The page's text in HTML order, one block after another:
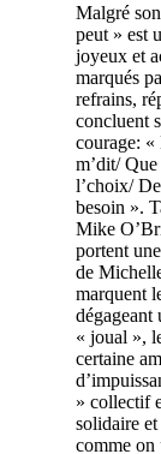
Malgré
peut » est
joyeux et
marqués
refrains,
concluent
courage: «
m’dit/
l’choix/
besoin ».
Mike
portent
de
marquent
dégageant
« joual »,
certaine
» collectif
solidaire
comme on